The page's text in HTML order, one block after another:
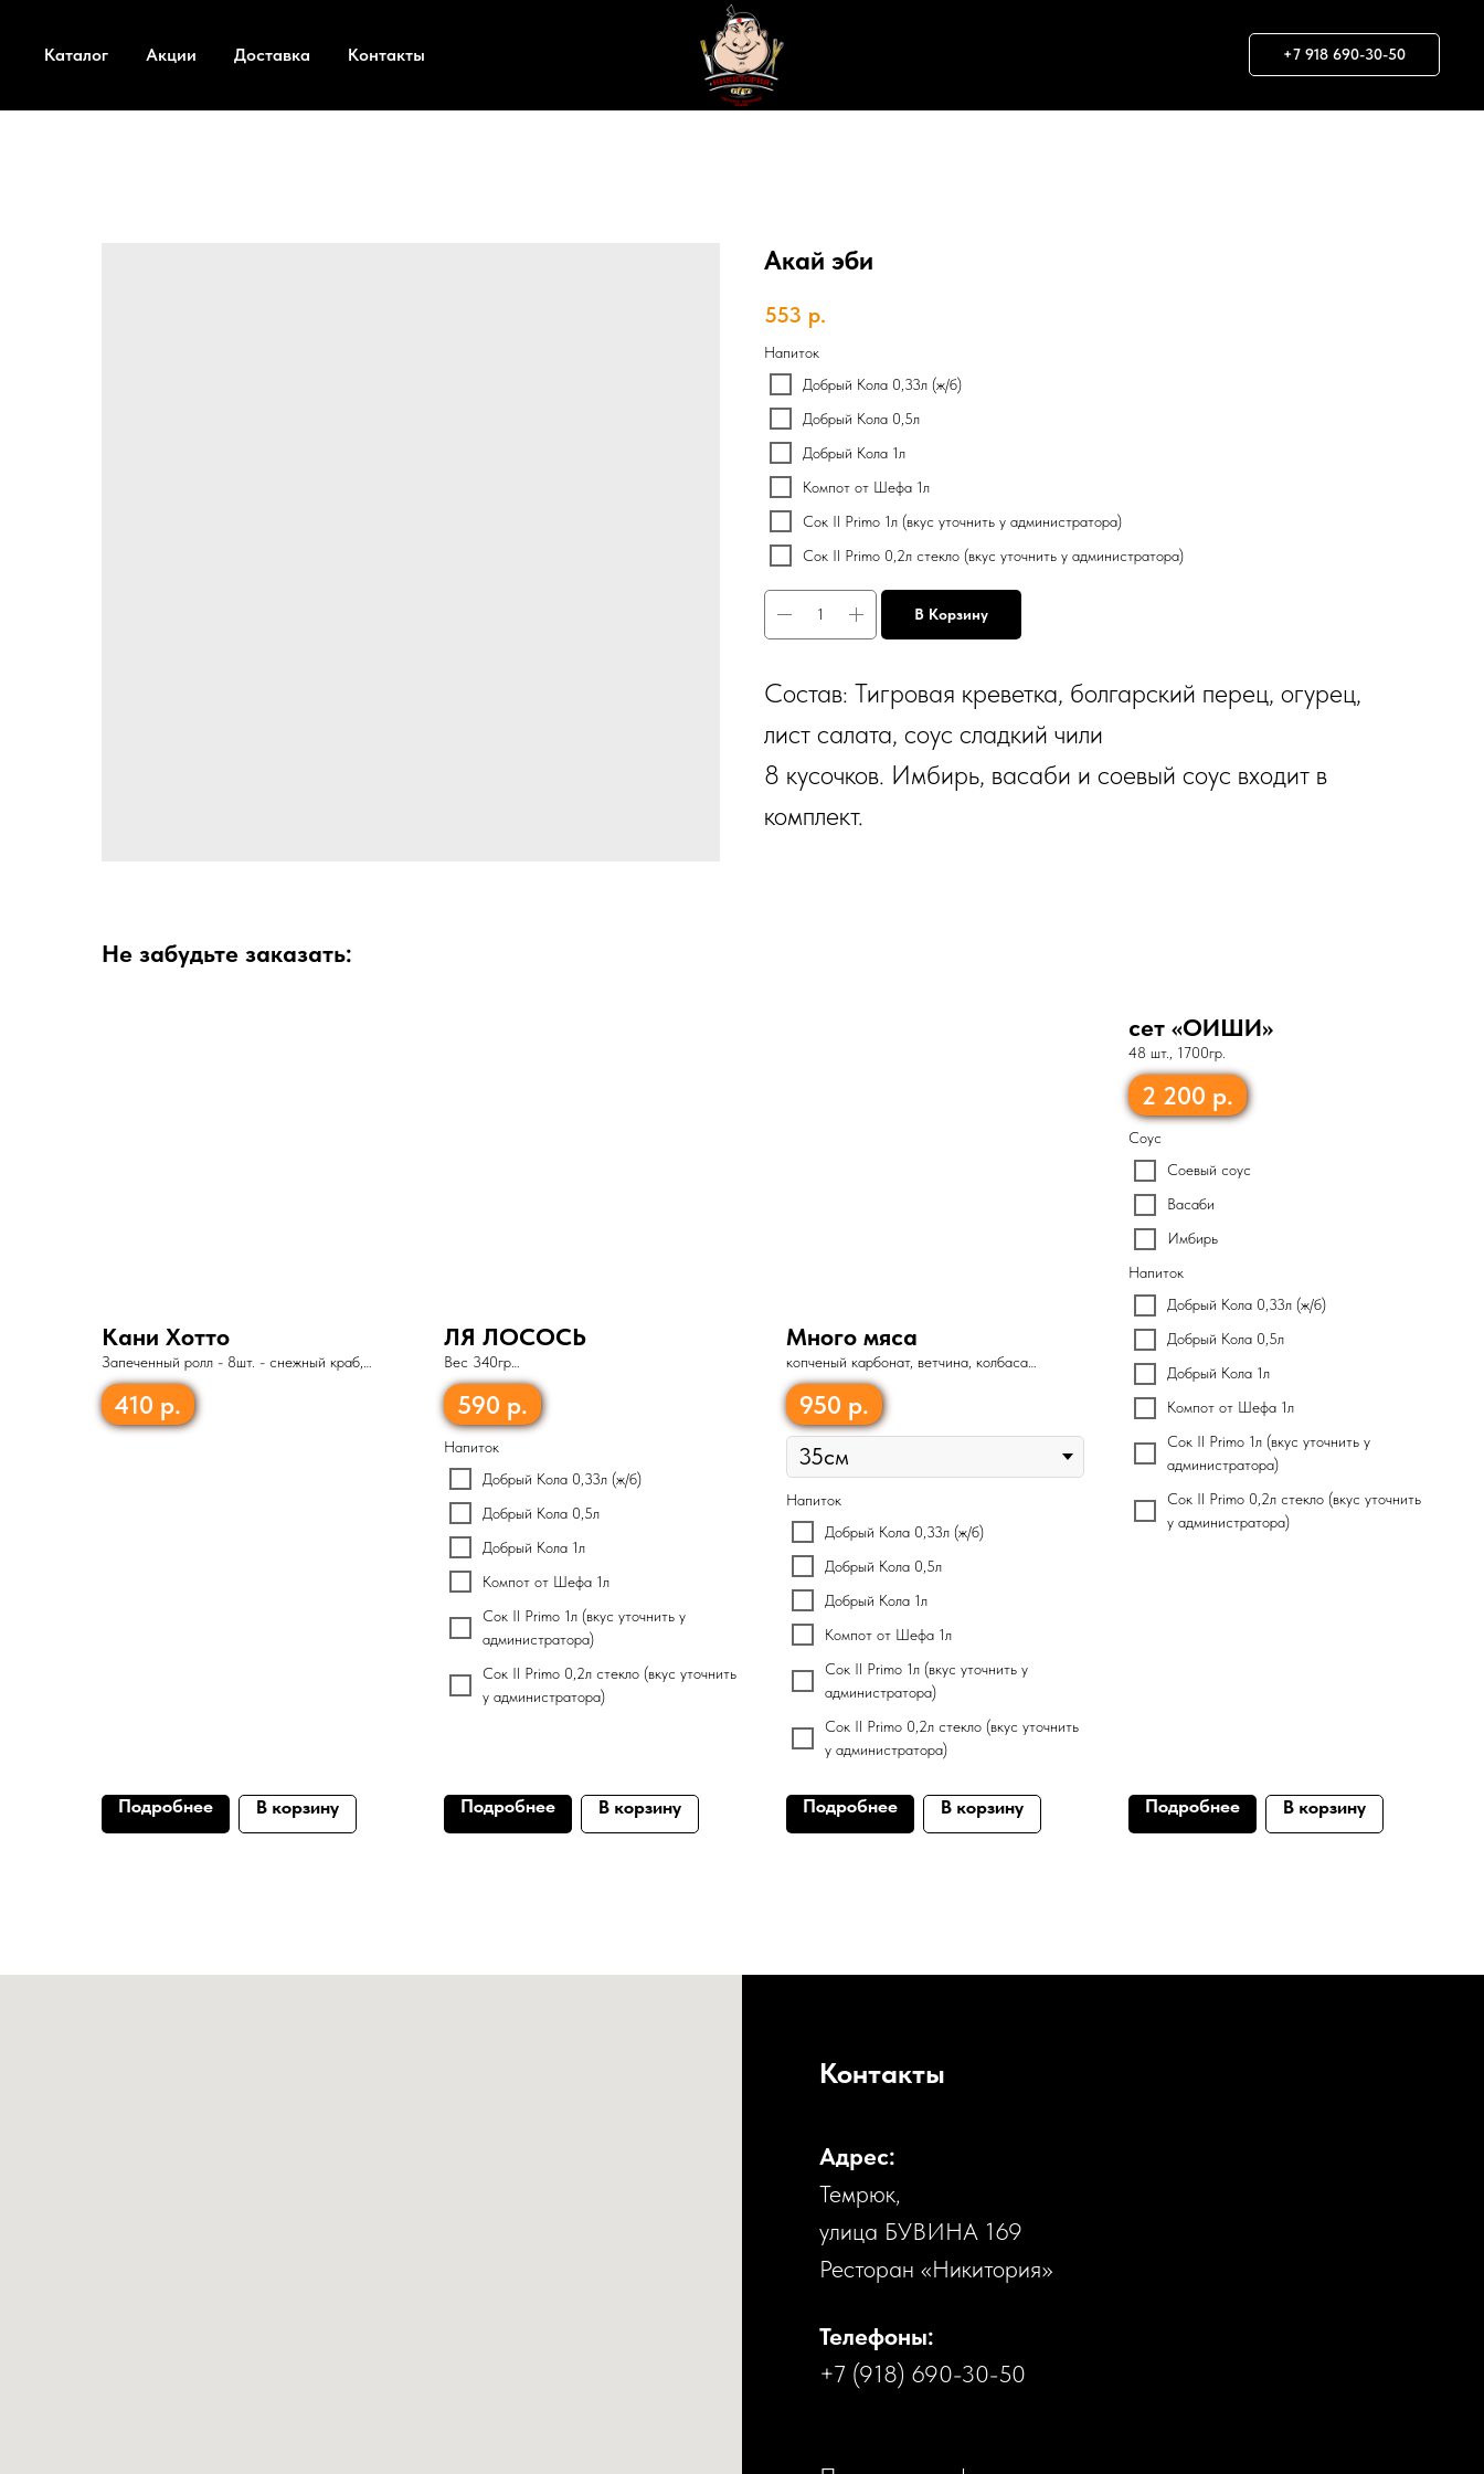
Каталог Акции Доставка Контакты +7 918 690-30-50
Акай эби
553 р.
Напиток
Добрый Кола 0,33л (ж/б)
Добрый Кола 0,5л
Добрый Кола 1л
Компот от Шефа 1л
Сок Il Primo 1л (вкус уточнить у администратора)
Сок Il Primo 0,2л стекло (вкус уточнить у администратора)
В Корзину
Состав: Тигровая креветка, болгарский перец, огурец,
лист салата, соус сладкий чили
8 кусочков. Имбирь, васаби и соевый соус входит в
комплект.
Не забудьте заказать:
Кани Хотто
Запеченный ролл - 8шт. - снежный краб,
сливочный сыр, огурец, кунжут, соус Лава
410 р.
Подробнее В корзину
ЛЯ ЛОСОСЬ
Вес 340гр
590 р.
Напиток
Добрый Кола 0,33л (ж/б)
Добрый Кола 0,5л
Добрый Кола 1л
Компот от Шефа 1л
Сок Il Primo 1л (вкус уточнить у
администратора)
Сок Il Primo 0,2л стекло (вкус уточнить
у администратора)
Подробнее В корзину
Много мяса
копченый карбонат, ветчина, колбаса
«Пепперони», сыр «Моцарелла», бекон,
помидор, зеленый лук
950 р.
Напиток
Добрый Кола 0,33л (ж/б)
Добрый Кола 0,5л
Добрый Кола 1л
Компот от Шефа 1л
Сок Il Primo 1л (вкус уточнить у
администратора)
Сок Il Primo 0,2л стекло (вкус уточнить
у администратора)
Подробнее В корзину
сет «ОИШИ»
48 шт., 1700гр.
2 200 р.
Соус
Соевый соус
Васаби
Имбирь
Напиток
Добрый Кола 0,33л (ж/б)
Добрый Кола 0,5л
Добрый Кола 1л
Компот от Шефа 1л
Сок Il Primo 1л (вкус уточнить у
администратора)
Сок Il Primo 0,2л стекло (вкус уточнить
у администратора)
Подробнее В корзину
Контакты
Адрес:
Темрюк,
улица БУВИНА 169
Ресторан «Никитория»
Телефоны:
+7 (918) 690-30-50